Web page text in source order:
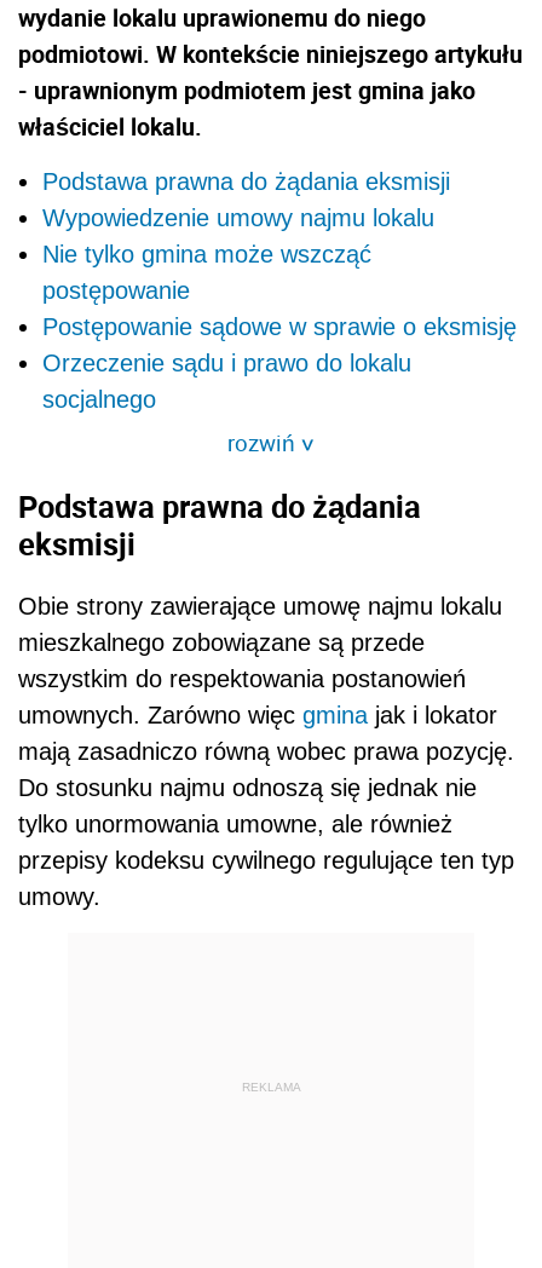
wydanie lokalu uprawionemu do niego
podmiotowi. W kontekście niniejszego artykułu
- uprawnionym podmiotem jest gmina jako
właściciel lokalu.
Podstawa prawna do żądania eksmisji
Wypowiedzenie umowy najmu lokalu
Nie tylko gmina może wszcząć
postępowanie
Postępowanie sądowe w sprawie o eksmisję
Orzeczenie sądu i prawo do lokalu
socjalnego
rozwiń>
Podstawa prawna do żądania
eksmisji
Obie strony zawierające umowę najmu lokalu
mieszkalnego zobowiązane są przede
wszystkim do respektowania postanowień
umownych. Zarówno więc gminajak i lokator
mają zasadniczo równą wobec prawa pozycję.
Do stosunku najmu odnoszą się jednak nie
tylko unormowania umowne, ale również
przepisy kodeksu cywilnego regulujące ten typ
umowy.
REKLAMA